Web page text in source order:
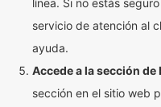
línea. Si no estás
servicio de atención al
ayuda.
Accede a la sección
sección en el sitio web